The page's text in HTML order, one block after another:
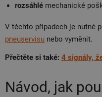
rozsáhlé mechanické
V těchto případech je nutné
pneuservisu nebo vyměnit.
Přečtěte si také: 4 signály,
Návod, jak